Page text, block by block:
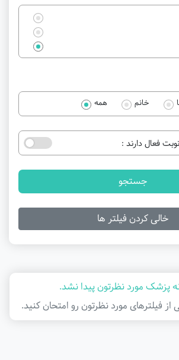
خانم همه
فعال دارند :
جستجو
خالی کردن فیلتر ها
پزشک مورد نظرتون پیدا نشد.
فیلتر‌های مورد نظرتون رو امتحان کنید.